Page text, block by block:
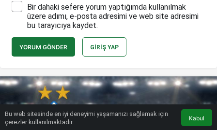
Bir dahaki sefere yorum yaptığımda kullanılmak
üzere adımı, e-posta adresimi ve web site adresimi
bu tarayıcıya kaydet.
YORUM GÖNDER GIRIŞ YAP
Bu web sitesinde en iyi deneyimi yaşamanızı sağlamak için
çerezler kullanılmaktadır.
Kabul